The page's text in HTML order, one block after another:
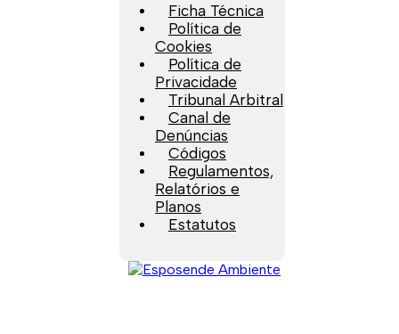
Ficha Técnica
Política de
Cookies
Política de
Privacidade
Tribunal Arbitral
Canal de
Denúncias
Códigos
Regulamentos,
Relatórios e
Planos
Estatutos